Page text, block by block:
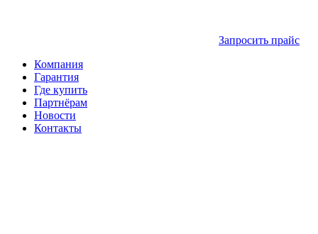
Запросить прайс
Компания
Гарантия
Где купить
Партнёрам
Новости
Контакты